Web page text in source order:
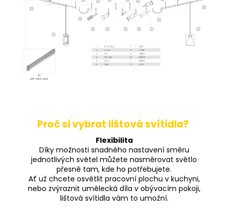
Proč si vybrat lištová svítidla?
Flexibilita
Díky možnosti snadného nastavení směru
jednotlivých světel můžete nasměrovat světlo
přesně tam, kde ho potřebujete.
Ať už chcete osvětlit pracovní plochu v kuchyni,
nebo zvýraznit umělecká díla v obývacím pokoji,
lištová svítidla vám to umožní.